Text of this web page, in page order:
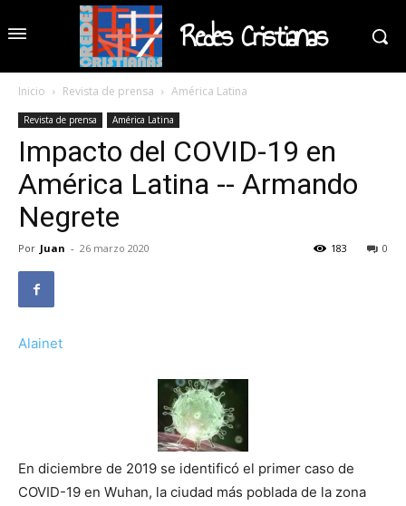
Redes Cristianas
Inicio Revista de prensa América Latina
Revista de prensa América Latina
Impacto del COVID-19 en
América Latina -- Armando
Negrete
Por Juan - 26 marzo 2020 0
183
Alainet
En diciembre de 2019 se identificó el primer caso de
COVID-19 en Wuhan, la ciudad más poblada de la zona